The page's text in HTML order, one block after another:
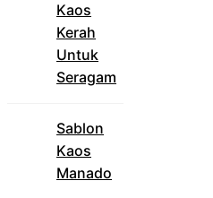
Kaos
Kerah
Untuk
Seragam
Sablon
Kaos
Manado